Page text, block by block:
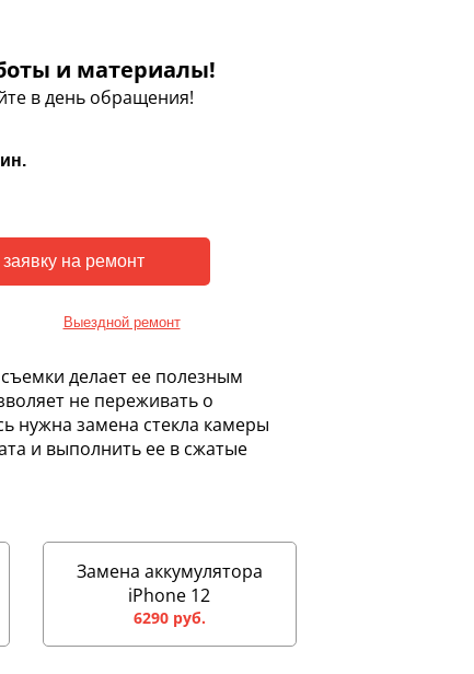
и материалы!
в день обращения!
Выездной ремонт
делает ее полезным
не переживать о
нужна замена стекла камеры
и выполнить ее в сжатые
Замена аккумулятора
iPhone 12
6290 руб.